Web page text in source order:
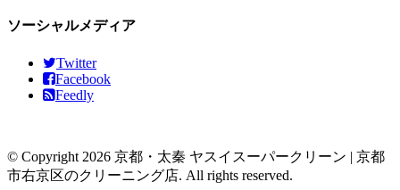
ソーシャルメディア
Twitter
Facebook
Feedly
© Copyright 2026 京都・太秦 ヤスイスーパークリーン | 京都
市右京区のクリーニング店. All rights reserved.